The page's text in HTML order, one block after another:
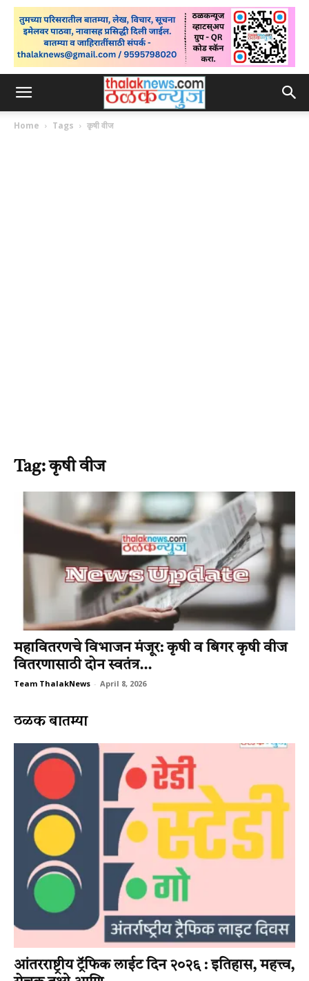
Home Tags कृषी वीज
Tag: कृषी वीज
महावितरणचे विभाजन मंजूर: कृषी व बिगर कृषी वीज
वितरणासाठी दोन स्वतंत्र...
Team ThalakNews - April 8, 2026
ठळक बातम्या
आंतरराष्ट्रीय ट्रॅफिक लाईट दिन २०२६ : इतिहास, महत्त्व,